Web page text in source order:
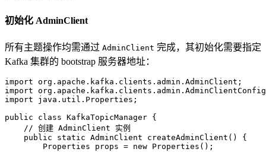
初始化 AdminClient
所有主题操作均需通过 AdminClient 完成，其初始化需要指定
Kafka 集群的 bootstrap 服务器地址：
import
import
import java.util.Properties;
public
class KafkaTopicManager {
// 创建 AdminClient 实例
public
static AdminClient createAdminClient ()
{
Properties
props = new Properties ();